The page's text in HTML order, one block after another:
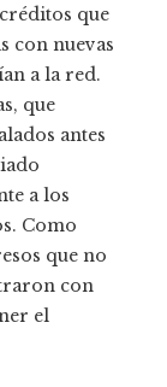
que
con nuevas
a la red.
que
antes
a los
Como
que no
con
el